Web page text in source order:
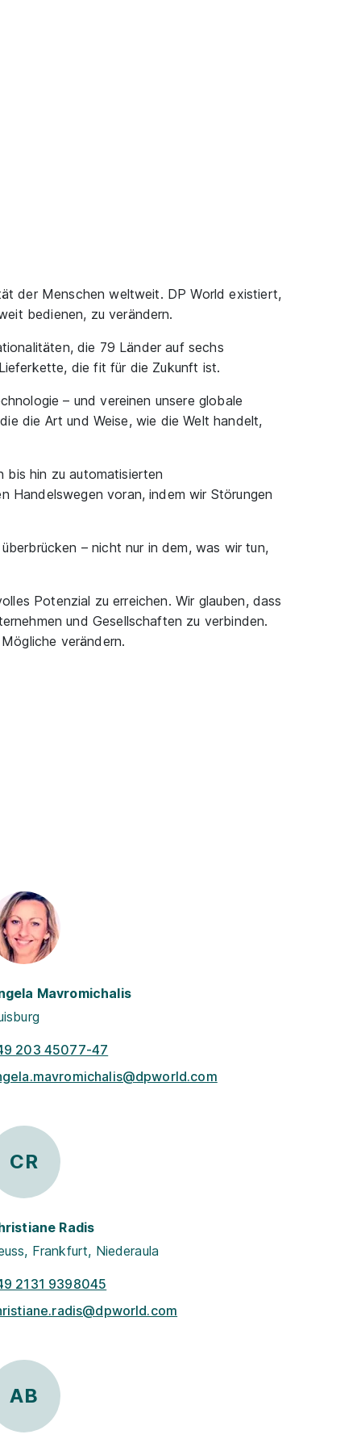
der Menschen weltweit. DP World existiert,
bedienen, zu verändern.
die 79 Länder auf sechs
die fit für die Zukunft ist.
– und vereinen unsere globale
die Art und Weise, wie die Welt handelt,
bis hin zu automatisierten
Handelswegen voran, indem wir Störungen
– nicht nur in dem, was wir tun,
Potenzial zu erreichen. Wir glauben, dass
und Gesellschaften zu verbinden.
verändern.
Mavromichalis
203 45077-47
CR
Radis
Frankfurt, Niederaula
2131 9398045
AB